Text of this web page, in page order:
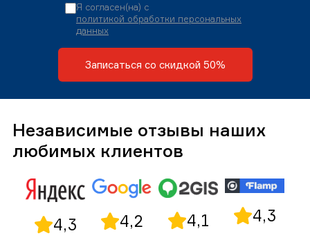
Я согласен(на) с
политикой обработки персональных
данных
Записаться со скидкой 50%
Независимые отзывы наших
любимых клиентов
4,3 4,2 4,1 4,3